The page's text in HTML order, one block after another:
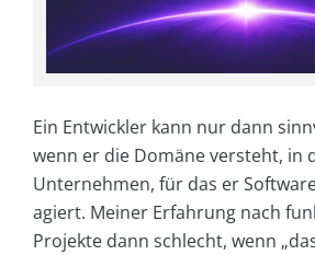
Ein Entwickler kann nur dann
wenn er die Domäne versteht, in
Unternehmen, für das er
agiert. Meiner Erfahrung nach
Projekte dann schlecht, wenn